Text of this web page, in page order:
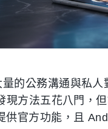
的公務溝通與私
方法五花八門，
官方功能，且